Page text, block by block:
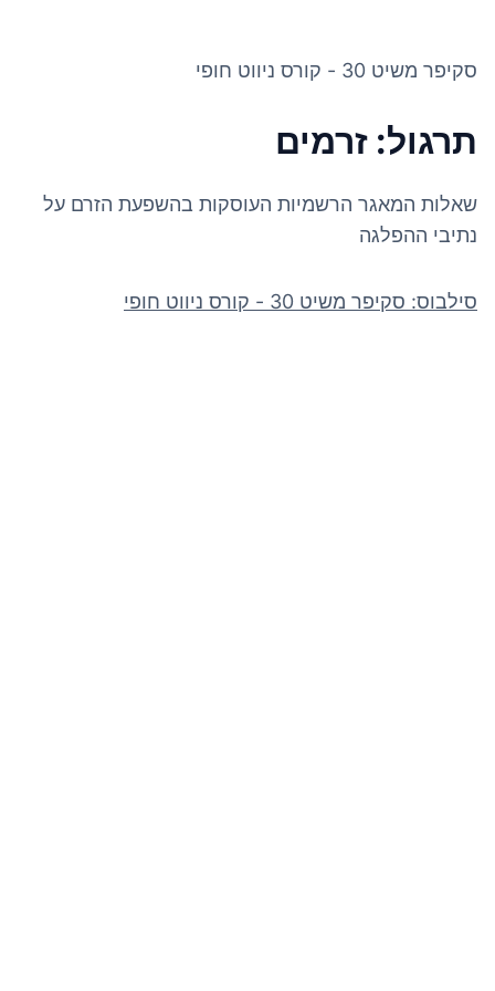
סקיפר משיט 30 - קורס ניווט חופי
תרגול: זרמים
שאלות המאגר הרשמיות העוסקות בהשפעת הזרם על
נתיבי ההפלגה
סילבוס: סקיפר משיט 30 - קורס ניווט חופי